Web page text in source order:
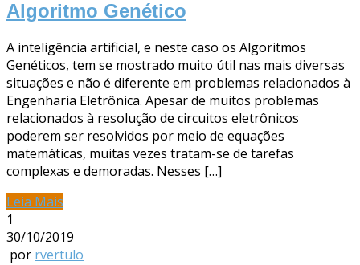
Algoritmo Genético
A inteligência artificial, e neste caso os Algoritmos
Genéticos, tem se mostrado muito útil nas mais diversas
situações e não é diferente em problemas relacionados à
Engenharia Eletrônica. Apesar de muitos problemas
relacionados à resolução de circuitos eletrônicos
poderem ser resolvidos por meio de equações
matemáticas, muitas vezes tratam-se de tarefas
complexas e demoradas. Nesses […]
Leia Mais
1
30/10/2019
por rvertulo